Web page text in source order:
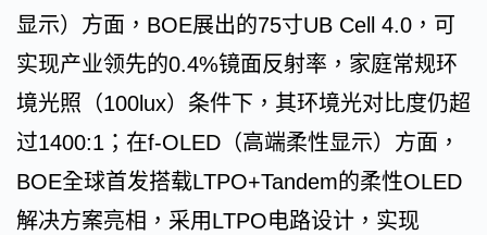
显示）方面，BOE展出的75寸UB Cell 4.0，可
实现产业领先的0.4%镜面反射率，家庭常规环
境光照（100lux）条件下，其环境光对比度仍超
过1400:1；在f-OLED（高端柔性显示）方面，
BOE全球首发搭载LTPO+Tandem的柔性OLED
解决方案亮相，采用LTPO电路设计，实现